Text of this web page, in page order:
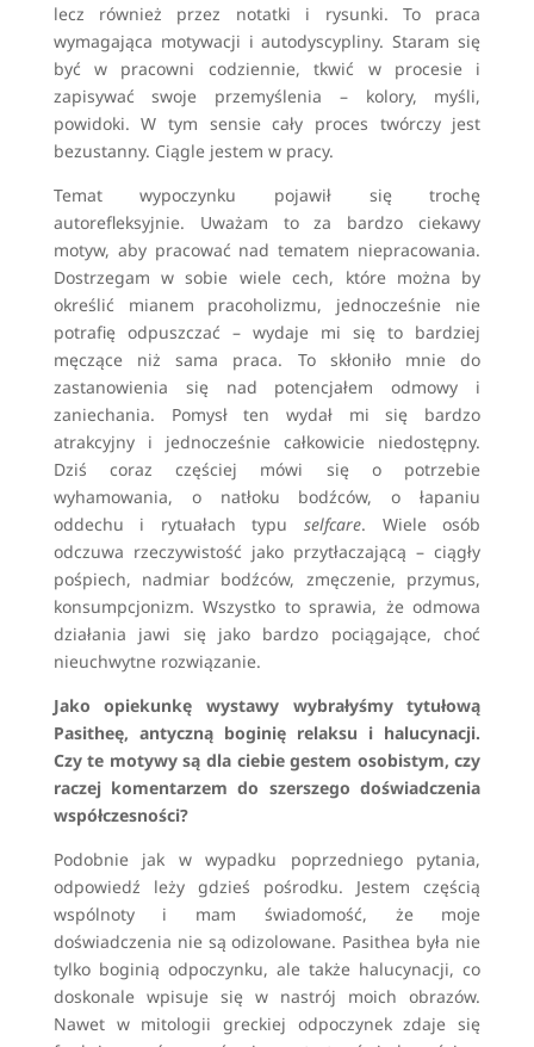
lecz również przez notatki i rysunki. To praca
wymagająca motywacji i autodyscypliny. Staram się
być w pracowni codziennie, tkwić w procesie i
zapisywać swoje przemyślenia – kolory, myśli,
powidoki. W tym sensie cały proces twórczy jest
bezustanny. Ciągle jestem w pracy.
Temat wypoczynku pojawił się trochę
autorefleksyjnie. Uważam to za bardzo ciekawy
motyw, aby pracować nad tematem niepracowania.
Dostrzegam w sobie wiele cech, które można by
określić mianem pracoholizmu, jednocześnie nie
potrafię odpuszczać – wydaje mi się to bardziej
męczące niż sama praca. To skłoniło mnie do
zastanowienia się nad potencjałem odmowy i
zaniechania. Pomysł ten wydał mi się bardzo
atrakcyjny i jednocześnie całkowicie niedostępny.
Dziś coraz częściej mówi się o potrzebie
wyhamowania, o natłoku bodźców, o łapaniu
oddechu i rytuałach typuselfcare. Wiele osób
odczuwa rzeczywistość jako przytłaczającą – ciągły
pośpiech, nadmiar bodźców, zmęczenie, przymus,
konsumpcjonizm. Wszystko to sprawia, że odmowa
działania jawi się jako bardzo pociągające, choć
nieuchwytne rozwiązanie.
Jako opiekunkę wystawy wybrałyśmy tytułową
Pasitheę, antyczną boginię relaksu i halucynacji.
Czy te motywy są dla ciebie gestem osobistym, czy
raczej komentarzem do szerszego doświadczenia
współczesności?
Podobnie jak w wypadku poprzedniego pytania,
odpowiedź leży gdzieś pośrodku. Jestem częścią
wspólnoty i mam świadomość, że moje
doświadczenia nie są odizolowane. Pasithea była nie
tylko boginią odpoczynku, ale także halucynacji, co
doskonale wpisuje się w nastrój moich obrazów.
Nawet w mitologii greckiej odpoczynek zdaje się